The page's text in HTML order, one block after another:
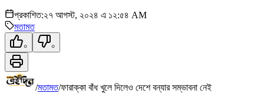
প্রকাশিত:২৭ আগস্ট, ২০২৪ এ ১২:৫৪ AM
মতামত
০ ০
/মতামত/ফারাক্কা বাঁধ খুলে দিলেও দেশে বন্যার সম্ভাবনা নেই